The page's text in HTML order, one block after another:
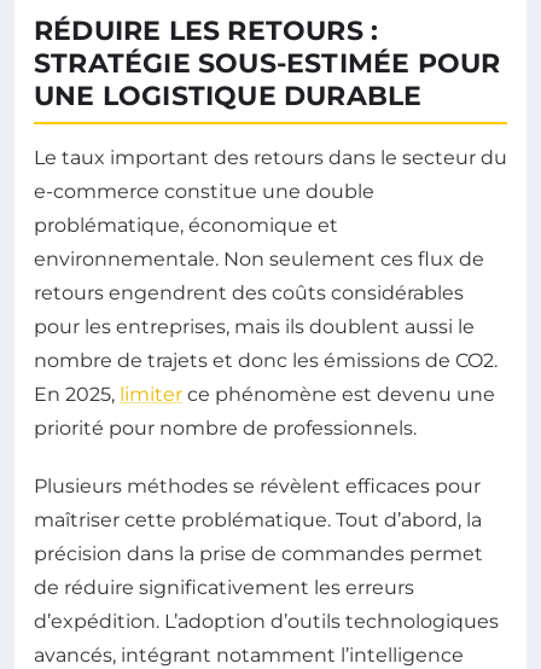
RÉDUIRE LES RETOURS :
STRATÉGIE SOUS-ESTIMÉE POUR
UNE LOGISTIQUE DURABLE
Le taux important des retours dans le secteur du
e-commerce constitue une double
problématique, économique et
environnementale. Non seulement ces flux de
retours engendrent des coûts considérables
pour les entreprises, mais ils doublent aussi le
nombre de trajets et donc les émissions de CO2.
En 2025, limiter ce phénomène est devenu une
priorité pour nombre de professionnels.
Plusieurs méthodes se révèlent efficaces pour
maîtriser cette problématique. Tout d’abord, la
précision dans la prise de commandes permet
de réduire significativement les erreurs
d’expédition. L’adoption d’outils technologiques
avancés, intégrant notamment l’intelligence